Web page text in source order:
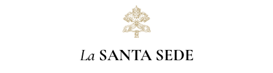
La SANTA SEDE